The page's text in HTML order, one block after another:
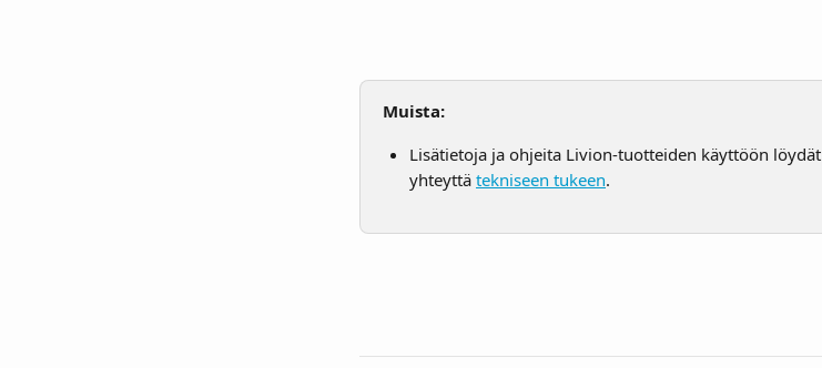
Muista:
Lisätietoja ja ohjeita Livion-tuotteiden käyttöön löydät
yhteyttä tekniseen tukeen.